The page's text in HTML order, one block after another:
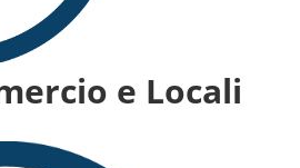
e Locali